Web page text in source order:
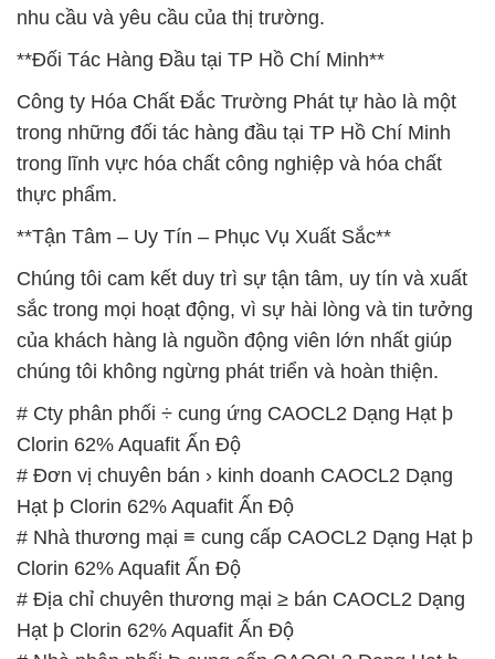
nhu cầu và yêu cầu của thị trường.
**Đối Tác Hàng Đầu tại TP Hồ Chí Minh**
Công ty Hóa Chất Đắc Trường Phát tự hào là một
trong những đối tác hàng đầu tại TP Hồ Chí Minh
trong lĩnh vực hóa chất công nghiệp và hóa chất
thực phẩm.
**Tận Tâm – Uy Tín – Phục Vụ Xuất Sắc**
Chúng tôi cam kết duy trì sự tận tâm, uy tín và xuất
sắc trong mọi hoạt động, vì sự hài lòng và tin tưởng
của khách hàng là nguồn động viên lớn nhất giúp
chúng tôi không ngừng phát triển và hoàn thiện.
# Cty phân phối ÷ cung ứng CAOCL2 Dạng Hạt þ
Clorin 62% Aquafit Ấn Độ
# Đơn vị chuyên bán › kinh doanh CAOCL2 Dạng
Hạt þ Clorin 62% Aquafit Ấn Độ
# Nhà thương mại ≡ cung cấp CAOCL2 Dạng Hạt þ
Clorin 62% Aquafit Ấn Độ
# Địa chỉ chuyên thương mại ≥ bán CAOCL2 Dạng
Hạt þ Clorin 62% Aquafit Ấn Độ